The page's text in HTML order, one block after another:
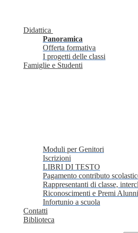
Didattica
Panoramica
Offerta formativa
I progetti delle classi
Famiglie e Studenti
Moduli per Genitori
Iscrizioni
LIBRI DI TESTO
Pagamento contributo
Rappresentanti di classe,
Riconoscimenti e Premi Alunni
Infortunio a scuola
Contatti
Biblioteca